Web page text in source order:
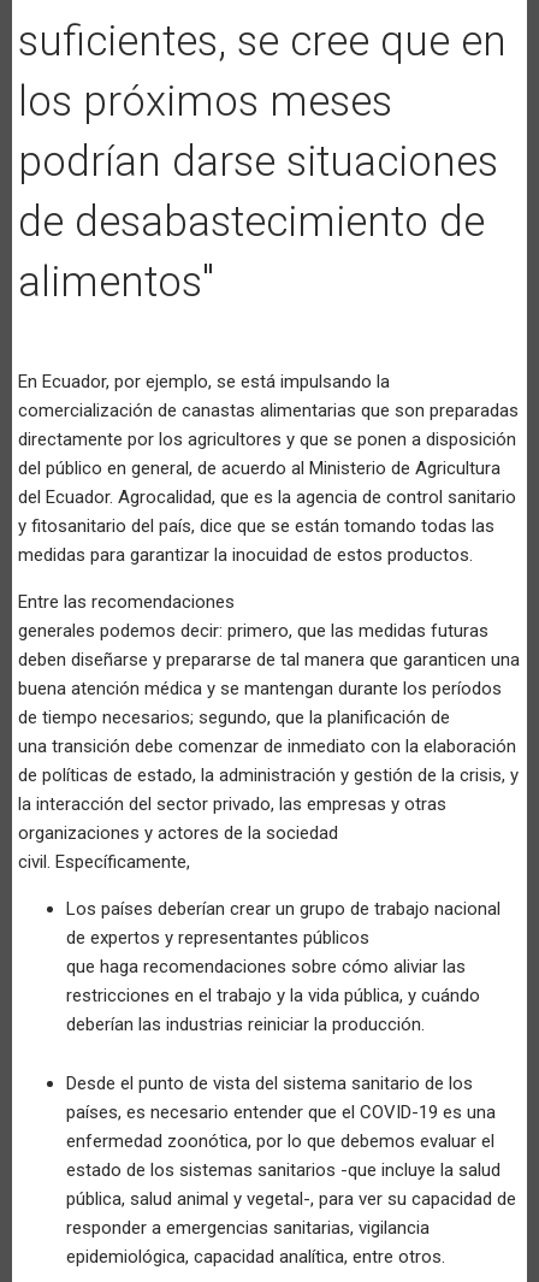
suficientes, se cree que en
los próximos meses
podrían darse situaciones
de desabastecimiento de
alimentos"
En Ecuador, por ejemplo, se está impulsando la
comercialización de canastas alimentarias que son preparadas
directamente por los agricultores y que se ponen a disposición
del público en general, de acuerdo al Ministerio de Agricultura
del Ecuador. Agrocalidad, que es la agencia de control sanitario
y fitosanitario del país, dice que se están tomando todas las
medidas para garantizar la inocuidad de estos productos.
Entre las recomendaciones
generales podemos decir: primero, que las medidas futuras
deben diseñarse y prepararse de tal manera que garanticen una
buena atención médica y se mantengan durante los períodos
de tiempo necesarios; segundo, que la planificación de
una transición debe comenzar de inmediato con la elaboración
de políticas de estado, la administración y gestión de la crisis, y
la interacción del sector privado, las empresas y otras
organizaciones y actores de la sociedad
civil. Específicamente,
Los países deberían crear un grupo de trabajo nacional
de expertos y representantes públicos
que haga recomendaciones sobre cómo aliviar las
restricciones en el trabajo y la vida pública, y cuándo
deberían las industrias reiniciar la producción.
Desde el punto de vista del sistema sanitario de los
países, es necesario entender que el COVID-19 es una
enfermedad zoonótica, por lo que debemos evaluar el
estado de los sistemas sanitarios -que incluye la salud
pública, salud animal y vegetal-, para ver su capacidad de
responder a emergencias sanitarias, vigilancia
epidemiológica, capacidad analítica, entre otros.